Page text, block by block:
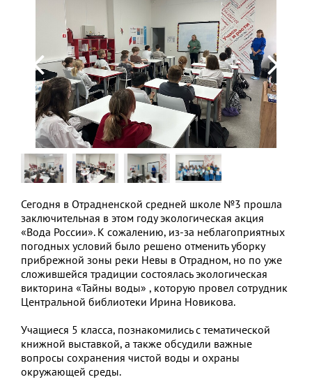
Сегодня в Отрадненской средней школе №3 прошла
заключительная в этом году экологическая акция
«Вода России». К сожалению, из-за неблагоприятных
погодных условий было решено отменить уборку
прибрежной зоны реки Невы в Отрадном, но по уже
сложившейся традиции состоялась экологическая
викторина «Тайны воды» , которую провел сотрудник
Центральной библиотеки Ирина Новикова.
Учащиеся 5 класса, познакомились с тематической
книжной выставкой, а также обсудили важные
вопросы сохранения чистой воды и охраны
окружающей среды.